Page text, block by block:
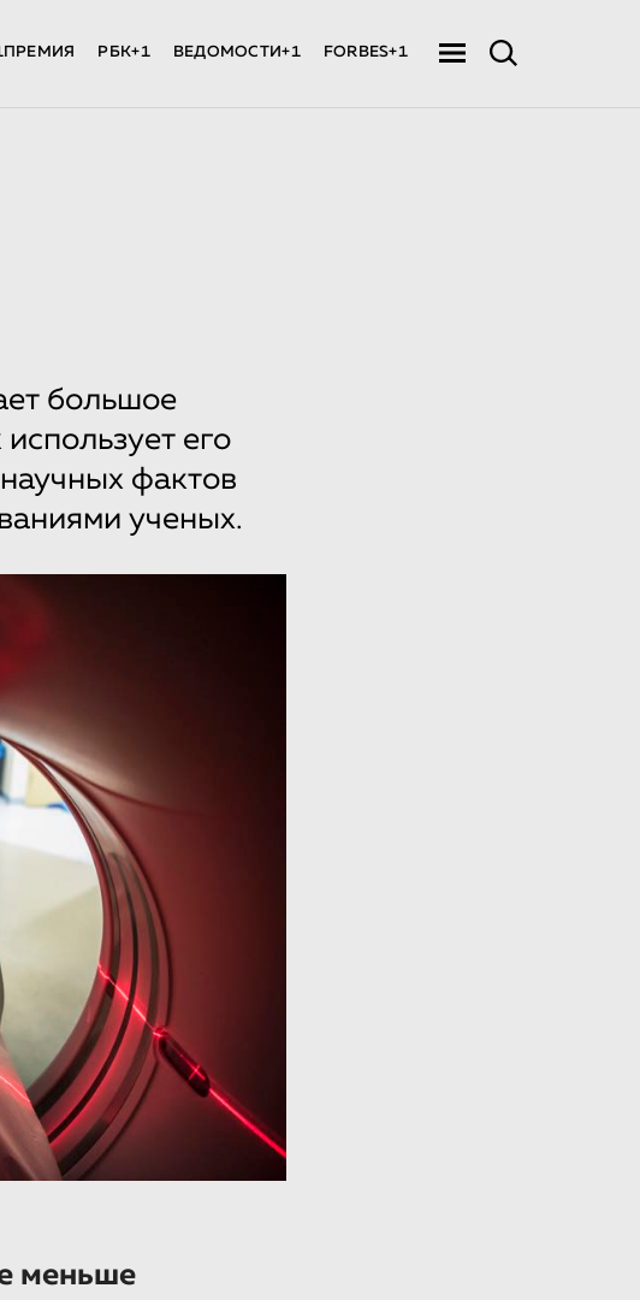
РБК+1 ВЕДОМОСТИ+1 FORBES+1
большое
его
фактов
ученых.
меньше